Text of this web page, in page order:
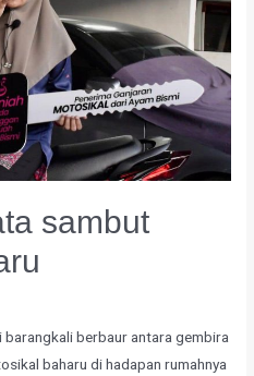
sambut
barangkali berbaur antara gembira
baharu di hadapan rumahnya